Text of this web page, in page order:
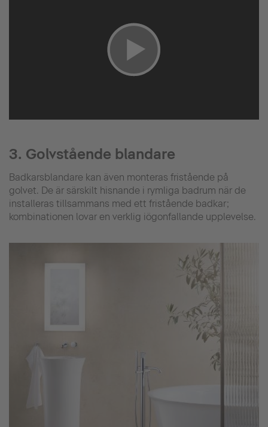
3. Golvstående blandare
Badkarsblandare kan även monteras fristående på
golvet. De är särskilt hisnande i rymliga badrum när de
installeras tillsammans med ett fristående badkar;
kombinationen lovar en verklig iögonfallande upplevelse.